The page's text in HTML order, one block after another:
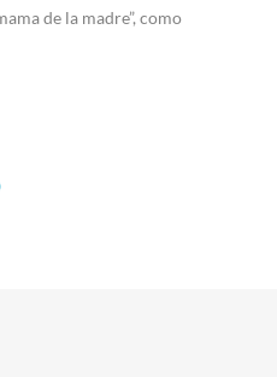
de la madre”, como